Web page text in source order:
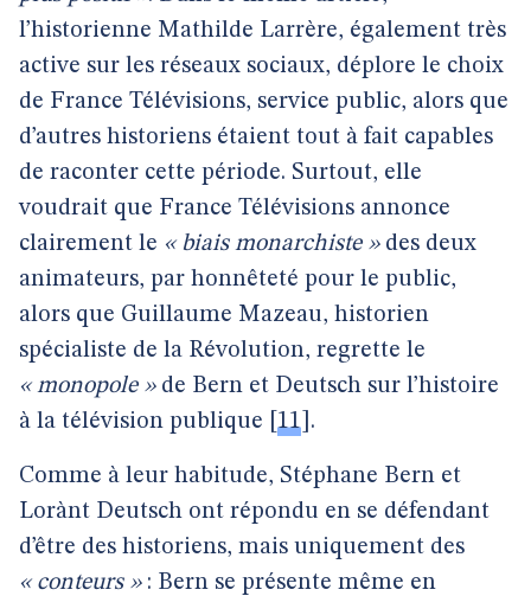
l’historienne Mathilde Larrère, également très
active sur les réseaux sociaux, déplore le choix
de France Télévisions, service public, alors que
d’autres historiens étaient tout à fait capables
de raconter cette période. Surtout, elle
voudrait que France Télévisions annonce
clairement le « biais monarchiste »des deux
animateurs, par honnêteté pour le public,
alors que Guillaume Mazeau, historien
spécialiste de la Révolution, regrette le
« monopole »de Bern et Deutsch sur l’histoire
à la télévision publique
11 .
Comme à leur habitude, Stéphane Bern et
Lorànt Deutsch ont répondu en se défendant
d’être des historiens, mais uniquement des
« conteurs »: Bern se présente même en